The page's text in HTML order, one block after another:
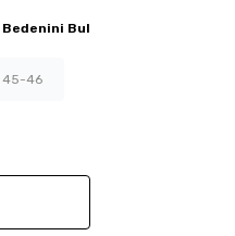
Bedenini Bul
45-46